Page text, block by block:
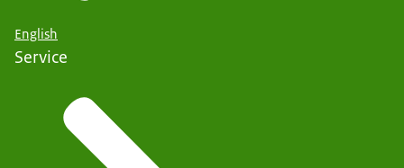
English
Service